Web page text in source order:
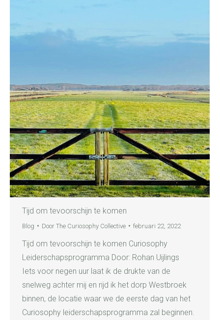
Tijd om tevoorschijn te komen
Blog Door The Curiosophy Collective februari 22, 2022
Tijd om tevoorschijn te komen Curiosophy
Leiderschapsprogramma Door: Rohan Uijlings
Iets voor negen uur laat ik de drukte van de
snelweg achter mij en rijd ik het dorp Westbroek
binnen, de locatie waar we de eerste dag van het
Curiosophy leiderschapsprogramma zal beginnen.